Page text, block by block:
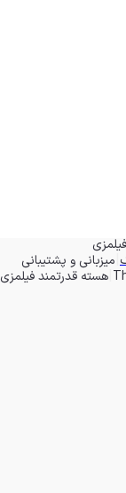
میزبانی و پشتیبانی
هسته قدرتمند فیلمزی